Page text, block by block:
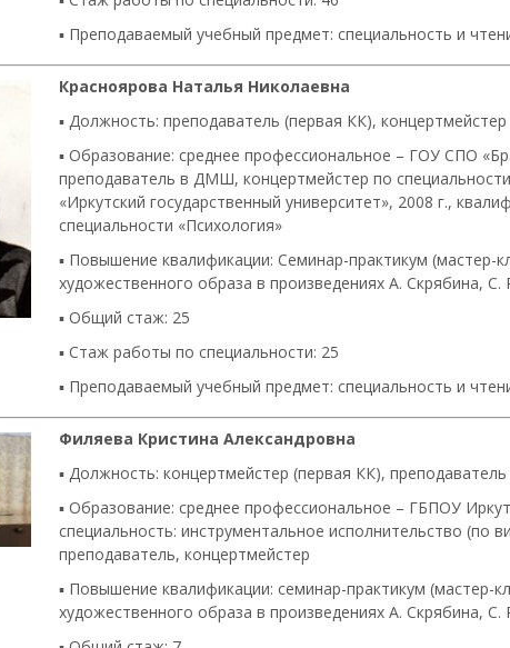
▪ Преподаваемый учебный предмет: специальность и
Красноярова Наталья Николаевна
▪ Должность: преподаватель (первая КК), концертмейстер
▪ Образование: среднее профессиональное – ГОУ СПО
преподаватель в ДМШ, концертмейстер по
«Иркутский государственный университет», 2008 г.,
специальности «Психология»
▪ Повышение квалификации: Семинар-практикум (мастер-
художественного образа в произведениях А. Скрябина, С.
▪ Общий стаж: 25
▪ Стаж работы по специальности: 25
▪ Преподаваемый учебный предмет: специальность и
Филяева Кристина Александровна
▪ Должность: концертмейстер (первая КК), преподаватель
▪ Образование: среднее профессиональное – ГБПОУ
специальность: инструментальное исполнительство (по
преподаватель, концертмейстер
▪ Повышение квалификации: семинар-практикум (мастер-
художественного образа в произведениях А. Скрябина, С.